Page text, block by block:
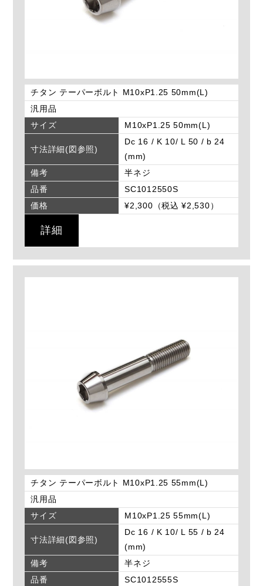
チタン テーパーボルト M10xP1.25 50mm(L)
汎用品
サイズ
M10xP1.25 50mm(L)
寸法詳細(図参照)
Dc 16 / K 10/ L 50 / b 24
(mm)
備考
半ネジ
品番
SC1012550S
価格
¥2,300（税込 ¥2,530）
詳細
チタン テーパーボルト M10xP1.25 55mm(L)
汎用品
サイズ
M10xP1.25 55mm(L)
寸法詳細(図参照)
Dc 16 / K 10/ L 55 / b 24
(mm)
備考
半ネジ
品番
SC1012555S